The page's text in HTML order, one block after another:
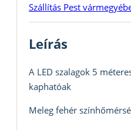
Szállítás Pest
Leírás
A LED szalagok 5
kaphatóak
Meleg fehér